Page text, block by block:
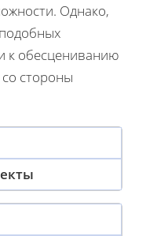
Однако,
к обесцениванию
стороны